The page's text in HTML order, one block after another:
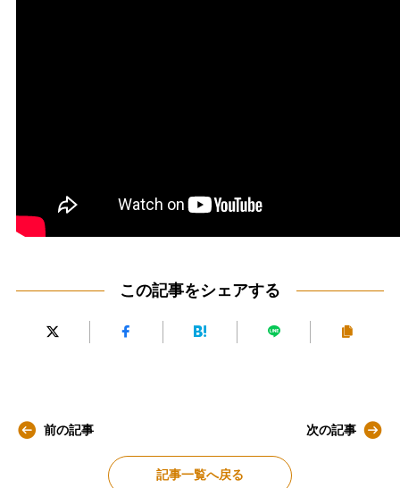
この記事をシェアする
前の記事
記事一覧へ戻る
次の記事